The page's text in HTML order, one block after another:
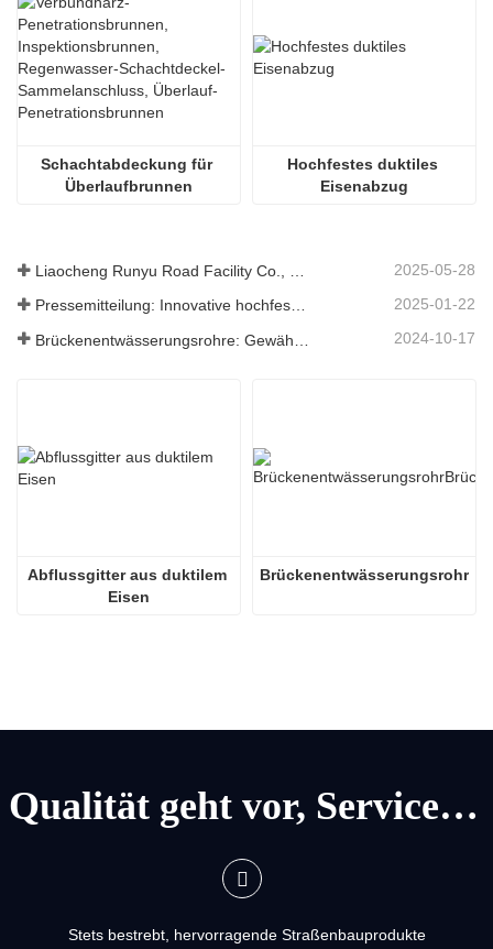
Schachtabdeckung für
Überlaufbrunnen
Hochfestes duktiles
Eisenabzug
2025-05-28
Pressemitteilung: Innovative hochfeste Entwässerungsroste – Erhöhung der Sicherheit und Effizienz der städtischen Infrastruktur 2025-01-22
2024-10-17
Abflussgitter aus duktilem
Eisen
Brückenentwässerungsrohr
Qualität geht vor, Service geht vor
Stets bestrebt, hervorragende Straßenbauprodukte